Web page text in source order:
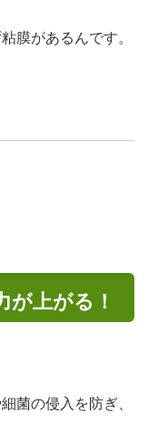
膜がある んです。
上がる！
菌の侵入を防ぎ